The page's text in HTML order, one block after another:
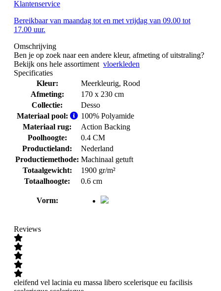
Klantenservice
Bereikbaar van maandag tot en met vrijdag van 09.00 tot
17.00 uur.
Omschrijving
Ben je op zoek naar een andere kleur, afmeting of uitstraling?
Bekijk ons hele assortiment vloerkleden
Specificaties
Kleur:
Meerkleurig, Rood
Afmeting:
170 x 230 cm
Collectie:
Desso
Materiaal pool:
100% Polyamide
Materiaal rug:
Action Backing
Poolhoogte:
0.4 CM
Productieland:
Nederland
Productiemethode: Machinaal getuft
Totaalgewicht:
1900 gr/m²
Totaalhoogte:
0.6 cm
Vorm:
Reviews
eleifend vel lacinia eu massa libero scelerisque eu facilisis